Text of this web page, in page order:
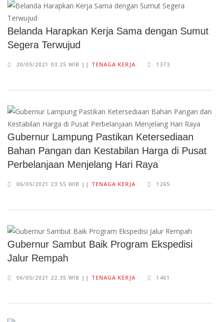
Belanda Harapkan Kerja Sama dengan Sumut
Segera Terwujud
20/05/2021 03:25 WIB || TENAGA KERJA 1373
Gubernur Lampung Pastikan Ketersediaan
Bahan Pangan dan Kestabilan Harga di Pusat
Perbelanjaan Menjelang Hari Raya
06/05/2021 23:55 WIB || TENAGA KERJA 1265
Gubernur Sambut Baik Program Ekspedisi
Jalur Rempah
06/05/2021 22:35 WIB || TENAGA KERJA 1461